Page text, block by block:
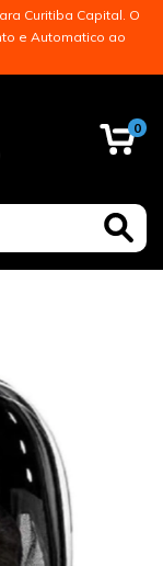
Curitiba Capital. O
e Automatico ao
0